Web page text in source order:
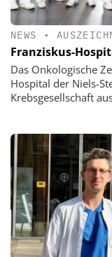
NEWS •
Franziskus-
Das Onkologische
Hospital der Niels-
Krebsgesellschaft